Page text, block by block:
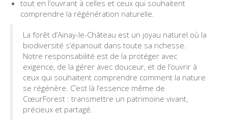
tout en l’ouvrant à celles et ceux qui souhaitent
comprendre la régénération naturelle.
La forêt d’Ainay-le-Château est un joyau naturel où la
biodiversité s’épanouit dans toute sa richesse.
Notre responsabilité est de la protéger avec
exigence, de la gérer avec douceur, et de l’ouvrir à
ceux qui souhaitent comprendre comment la nature
se régénère. C’est là l’essence même de
CœurForest : transmettre un patrimoine vivant,
précieux et partagé.